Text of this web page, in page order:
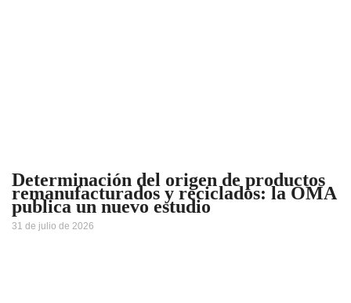
Determinación del origen de productos
remanufacturados y reciclados: la OMA
publica un nuevo estudio
31 de julio de 2026